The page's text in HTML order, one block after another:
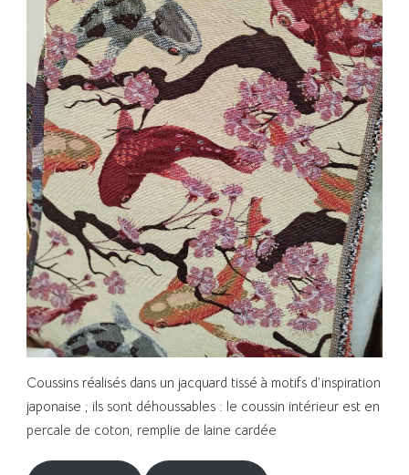
Coussins réalisés dans un jacquard tissé à motifs d’inspiration
japonaise ; ils sont déhoussables : le coussin intérieur est en
percale de coton, remplie de laine cardée